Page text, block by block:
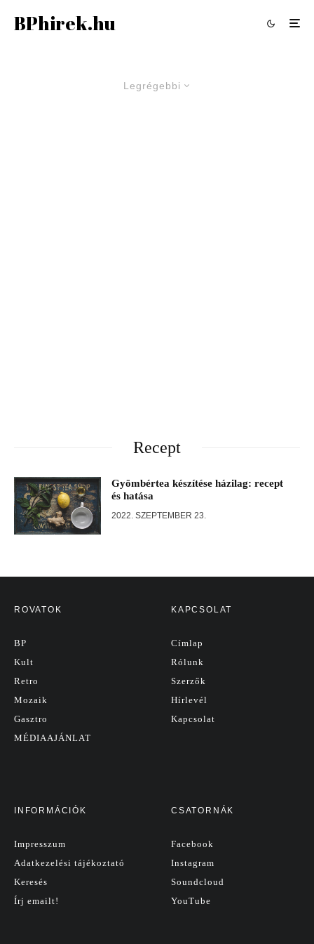
BPhirek.hu
Legrégebbi
Recept
Gyömbértea készítése házilag: recept
és hatása
2022. SZEPTEMBER 23.
ROVATOK
BP
Kult
Retro
Mozaik
Gasztro
MÉDIAAJÁNLAT
KAPCSOLAT
Címlap
Rólunk
Szerzők
Hírlevél
Kapcsolat
INFORMÁCIÓK
Impresszum
Adatkezelési tájékoztató
Keresés
Írj emailt!
CSATORNÁK
Facebook
Instagram
Soundcloud
YouTube